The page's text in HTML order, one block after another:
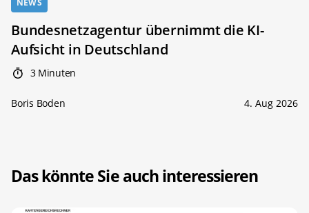
NEWS
Bundesnetzagentur übernimmt die KI-
Aufsicht in Deutschland
3 Minuten
Boris Boden 4. Aug 2026
Das könnte Sie auch interessieren